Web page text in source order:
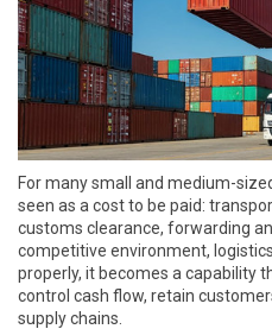
For many small and medium-
seen as a cost to be paid:
customs clearance, forwarding
competitive environment,
properly, it becomes a capability
control cash flow, retain
supply chains.